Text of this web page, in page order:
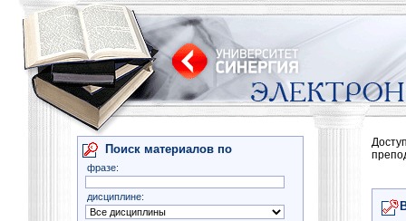
Поиск материалов по
фразе:
дисциплине: